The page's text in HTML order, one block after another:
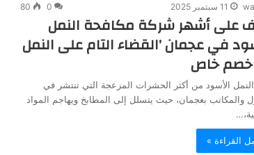
11 سبتمبر 2025 0
80
على أشهر شركة مكافحة النمل
في عجمان ’القضاء التام على النمل
خاص
النمل الأسود من أكثر الحشرات المزعجة التي تنتشر في
والمكاتب بعجمان، حيث يتسلل إلى المطابخ ويهاجم المواد
القراءة »